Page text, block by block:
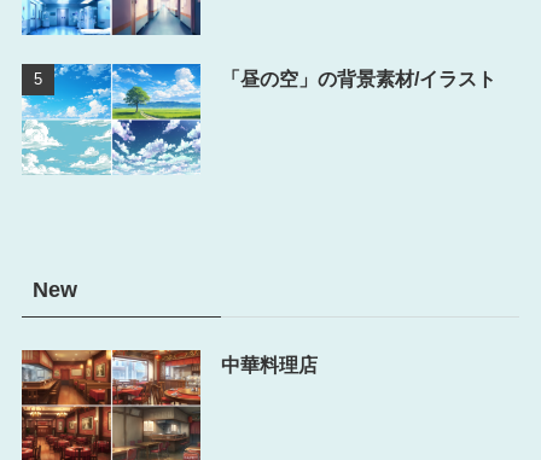
「昼の空」の背景素材/イラスト
New
中華料理店